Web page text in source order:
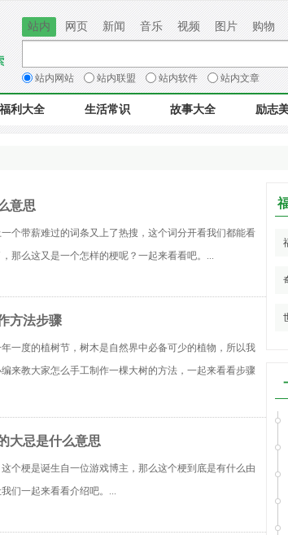
站内 网页 新闻 音乐 视频 图片 购物
站内网站 站内联盟 站内软件 站内文章
福利大全
福利大全
生活常识
生活常识
故事大全
故事大全
励志
励志美
意思
个带薪难过的词条又上了热搜，这个词分开看我们都能看
那么这又是一个怎样的梗呢？一起来看看吧。...
方法步骤
一度的植树节，树木是自然界中必备可少的植物，所以我
来教大家怎么手工制作一棵大树的方法，一起来看看步骤
大忌是什么意思
个梗是诞生自一位游戏博主，那么这个梗到底是有什么由
们一起来看看介绍吧。...